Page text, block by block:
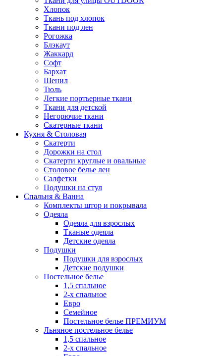
Хлопок
Ткань под хлопок
Ткани под лен
Рогожка
Блэкаут
Жаккард
Софт
Бархат
Шенил
Тюль
Легкие портьерные ткани
Ткани для детской
Негорючие ткани
Скатерные ткани
Кухня & Столовая
Скатерти
Дорожки на стол
Скатерти круглые и овальные
Столовое белье лен
Салфетки
Подушки на стул
Спальня & Ванна
Комплекты штор и покрывала
Одеяла
Одеяла для взрослых
Тканые одеяла
Детские одеяла
Подушки
Подушки для взрослых
Детские подушки
Постельное белье
1,5 спальное
2-х спальное
Евро
Семейное
Постельное белье ПРЕМИУМ
Льняное постельное белье
1,5 спальное
2-х спальное